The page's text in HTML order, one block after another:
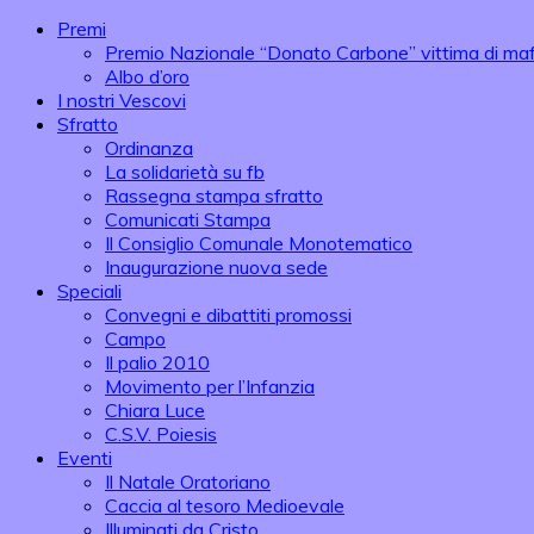
Premi
Premio Nazionale “Donato Carbone” vittima di
Albo d’oro
I nostri Vescovi
Sfratto
Ordinanza
La solidarietà su fb
Rassegna stampa sfratto
Comunicati Stampa
Il Consiglio Comunale Monotematico
Inaugurazione nuova sede
Speciali
Convegni e dibattiti promossi
Campo
Il palio 2010
Movimento per l’Infanzia
Chiara Luce
C.S.V. Poiesis
Eventi
Il Natale Oratoriano
Caccia al tesoro Medioevale
Illuminati da Cristo